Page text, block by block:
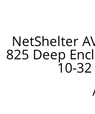
NetShelter
825 Deep
10-